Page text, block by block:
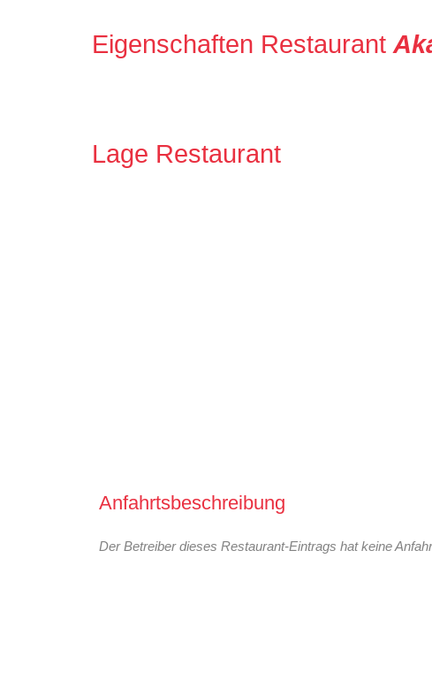
Eigenschaften Restaurant
Lage Restaurant
Anfahrtsbeschreibung
Der Betreiber dieses Restaurant-Eintrags hat keine